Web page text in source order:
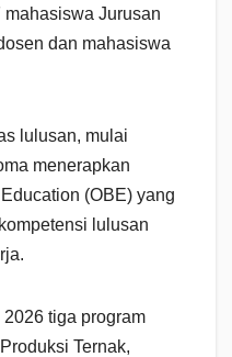
Jurusan
dan mahasiswa
lulusan, mulai
menerapkan
(OBE) yang
lulusan
tiga program
Ternak,